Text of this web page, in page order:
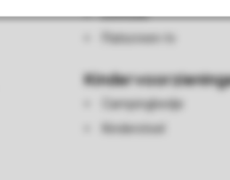
Eethoek
Flatscreen-tv
Campingbedje
Kinderstoel